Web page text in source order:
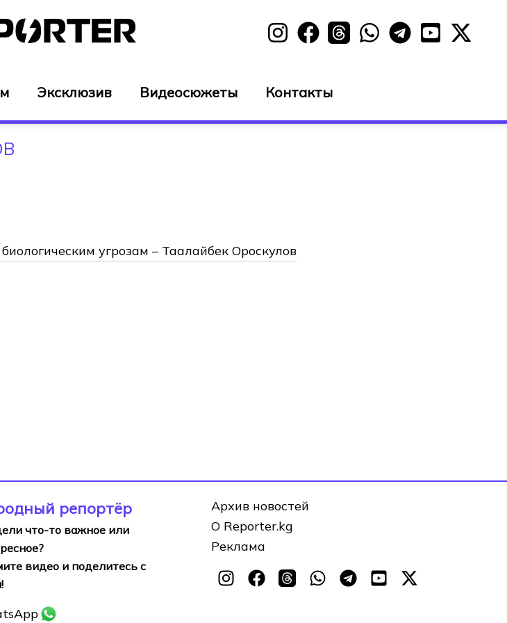
Эксклюзив Видеосюжеты Контакты
угрозам – Таалайбек Ороскулов
репортёр
что-то важное или
видео и поделитесь с
Архив новостей
О Reporter.kg
Реклама